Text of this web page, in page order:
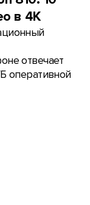
в 4К
отвечает
оперативной